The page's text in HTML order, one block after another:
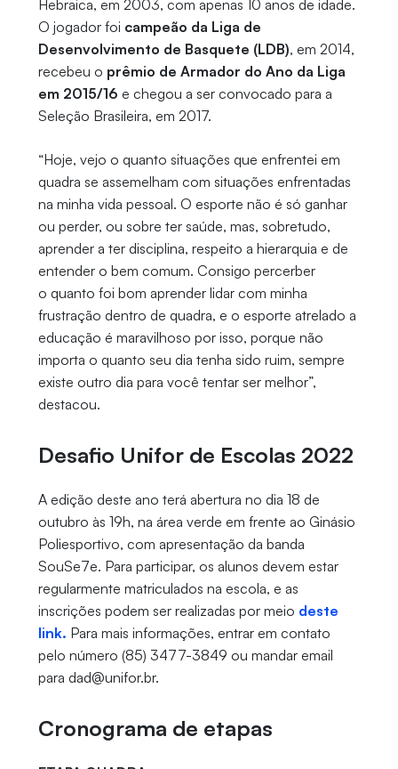
Hebraica, em 2003, com apenas 10 anos de idade.
O jogador foi campeão da Liga de
Desenvolvimento de Basquete (LDB), em 2014,
recebeu o prêmio de Armador do Ano da Liga
em 2015/16 e chegou a ser convocado para a
Seleção Brasileira, em 2017.
“Hoje, vejo o quanto situações que enfrentei em
quadra se assemelham com situações enfrentadas
na minha vida pessoal. O esporte não é só ganhar
ou perder, ou sobre ter saúde, mas, sobretudo,
aprender a ter disciplina, respeito a hierarquia e de
entender o bem comum. Consigo percerber
o quanto foi bom aprender lidar com minha
frustração dentro de quadra, e o esporte atrelado a
educação é maravilhoso por isso, porque não
importa o quanto seu dia tenha sido ruim, sempre
existe outro dia para você tentar ser melhor”,
destacou.
Desafio Unifor de Escolas 2022
A edição deste ano terá abertura no dia 18 de
outubro às 19h, na área verde em frente ao Ginásio
Poliesportivo, com apresentação da banda
SouSe7e. Para participar, os alunos devem estar
regularmente matriculados na escola, e as
inscrições podem ser realizadas por meio deste
link. Para mais informações, entrar em contato
pelo número (85) 3477-3849 ou mandar email
para dad@unifor.br.
Cronograma de etapas